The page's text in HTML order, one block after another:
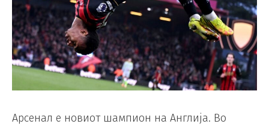
Арсенал е новиот шампион на Англија. Во